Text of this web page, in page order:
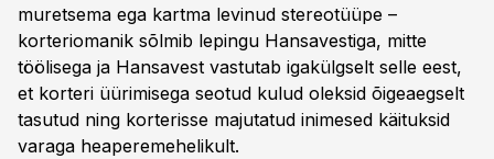
muretsema ega kartma levinud stereotüüpe –
korteriomanik sõlmib lepingu Hansavestiga, mitte
töölisega ja Hansavest vastutab igakülgselt selle eest,
et korteri üürimisega seotud kulud oleksid õigeaegselt
tasutud ning korterisse majutatud inimesed käituksid
varaga heaperemehelikult.